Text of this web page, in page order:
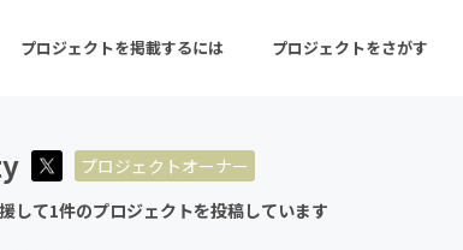
プロジェクトを掲載するには プロジェクトをさがす
注目の新着プロジェクト 募集終了が近い
プロジェクトオーナー
して1件のプロジェクトを投稿しています